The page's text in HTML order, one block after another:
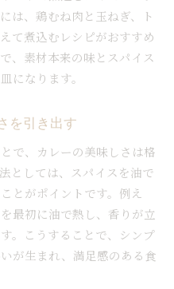
は、鶏むね肉と玉ねぎ、ト
て煮込むレシピがおすすめ
、素材本来の味とスパイス
になります。
を引き出す
で、カレーの美味しさは格
としては、スパイスを油で
とがポイントです。例え
最初に油で熱し、香りが立
。こうすることで、シンプ
が生まれ、満足感のある食